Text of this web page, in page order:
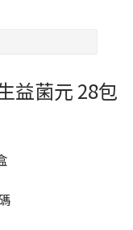
益菌元 28包